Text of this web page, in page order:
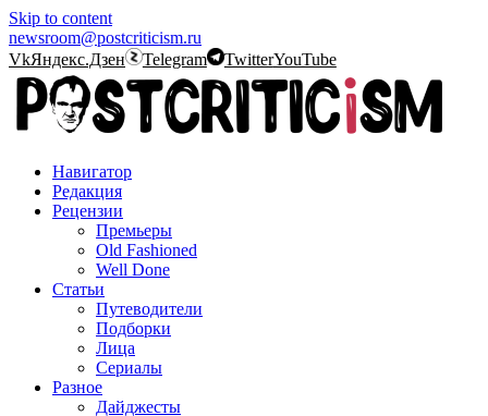
Skip to content
newsroom@postcriticism.ru
VkЯндекс.Дзен Telegram TwitterYouTube
Навигатор
Редакция
Рецензии
Премьеры
Old Fashioned
Well Done
Статьи
Путеводители
Подборки
Лица
Сериалы
Разное
Дайджесты